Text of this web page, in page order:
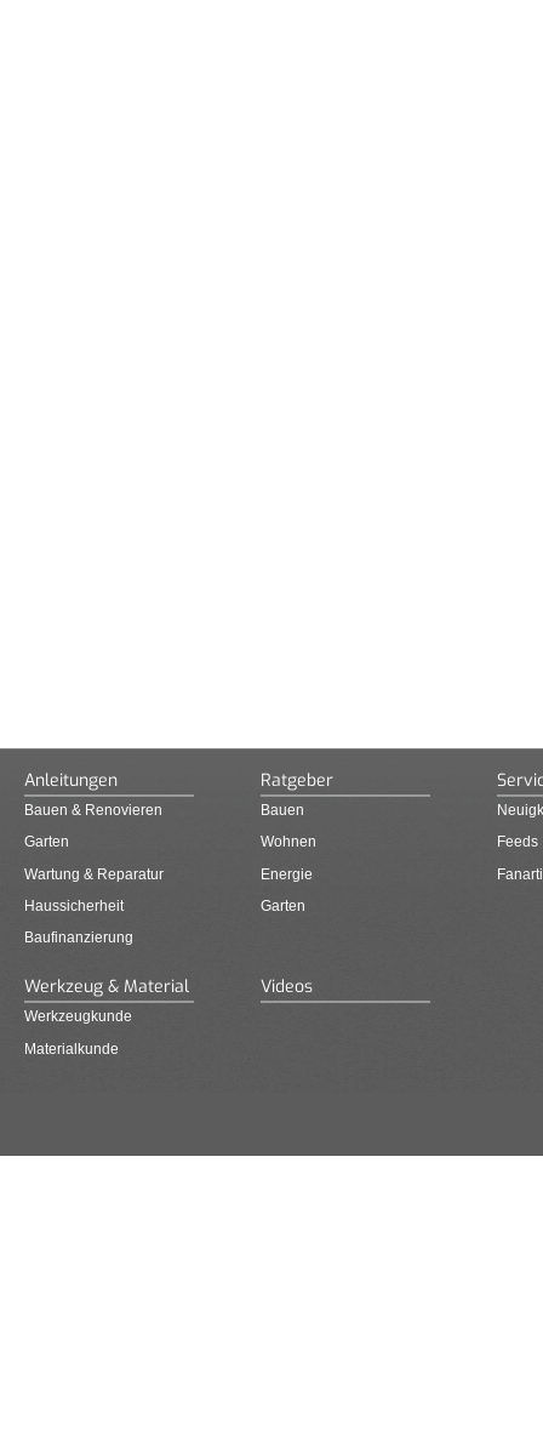
Anleitungen
Bauen & Renovieren
Garten
Wartung & Reparatur
Haussicherheit
Baufinanzierung
Ratgeber
Bauen
Wohnen
Energie
Garten
Feeds
Werkzeug & Material
Werkzeugkunde
Materialkunde
Videos